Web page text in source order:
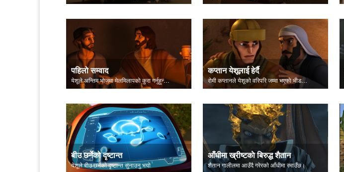
पहिलो सम्वाद
येशूले अन्तिम भोजमा मेलमिलापको कुरा गर्नुहुन्छ।
कप्तान येशूलाई हेर्दै
रोमी कप्तानले येशूको वरिपरि जम्मा भएको भीडको निरीक्षण गर्दै।
बीउ छर्नेको दृष्टान्त
येशूले बीउ छर्नेकाे दृष्टान्त सुनाउनु भयो
आँधीमा ख्रीष्टकाे बिरुद्ध शैतान
शैतान गालीलमा आउँदै गरेरकाे आँधीमा रमाउँछ।